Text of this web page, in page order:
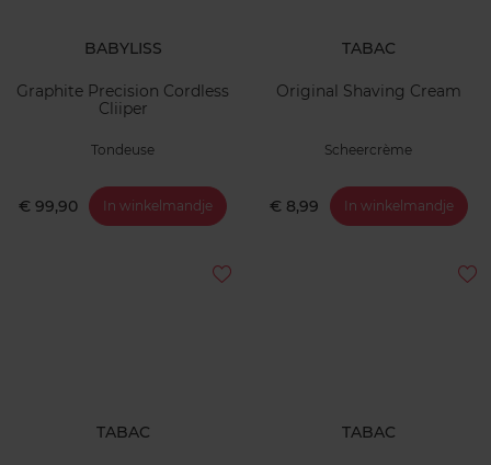
BABYLISS
Graphite Precision Cordless
Cliiper
Tondeuse
€ 99,90 In winkelmandje
TABAC
Original Shaving Cream
Scheercrème
€ 8,99 In winkelmandje
TABAC TABAC